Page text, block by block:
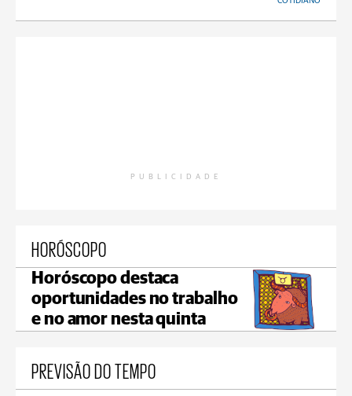
PUBLICIDADE
HORÓSCOPO
Horóscopo destaca
oportunidades no trabalho
e no amor nesta quinta
PREVISÃO DO TEMPO